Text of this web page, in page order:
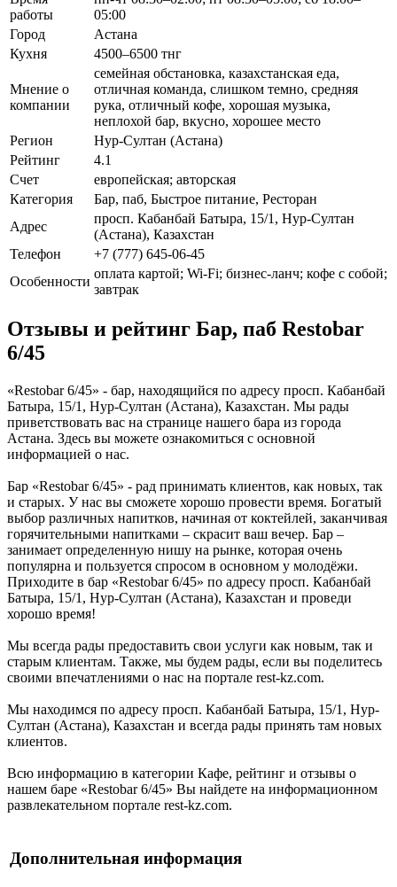
работы
05:00
Город
Астана
Кухня
4500–6500 тнг
Мнение о
компании
семейная обстановка, казахстанская еда,
отличная команда, слишком темно, средняя
рука, отличный кофе, хорошая музыка,
неплохой бар, вкусно, хорошее место
Регион
Нур-Султан (Астана)
Рейтинг
4.1
Счет
европейская; авторская
Категория
Бар, паб, Быстрое питание, Ресторан
Адрес
просп. Кабанбай Батыра, 15/1, Нур-Султан
(Астана), Казахстан
Телефон
+7 (777) 645-06-45
Особенности
оплата картой; Wi-Fi; бизнес-ланч; кофе с собой;
завтрак
Отзывы и рейтинг Бар, паб Restobar
6/45
«Restobar 6/45» - бар, находящийся по адресу просп. Кабанбай
Батыра, 15/1, Нур-Султан (Астана), Казахстан. Мы рады
приветствовать вас на странице нашего бара из города
Астана. Здесь вы можете ознакомиться с основной
информацией о нас.
Бар «Restobar 6/45» - рад принимать клиентов, как новых, так
и старых. У нас вы сможете хорошо провести время. Богатый
выбор различных напитков, начиная от коктейлей, заканчивая
горячительными напитками – скрасит ваш вечер. Бар –
занимает определенную нишу на рынке, которая очень
популярна и пользуется спросом в основном у молодёжи.
Приходите в бар «Restobar 6/45» по адресу просп. Кабанбай
Батыра, 15/1, Нур-Султан (Астана), Казахстан и проведи
хорошо время!
Мы всегда рады предоставить свои услуги как новым, так и
старым клиентам. Также, мы будем рады, если вы поделитесь
своими впечатлениями о нас на портале rest-kz.com.
Мы находимся по адресу просп. Кабанбай Батыра, 15/1, Нур-
Султан (Астана), Казахстан и всегда рады принять там новых
клиентов.
Всю информацию в категории Кафе, рейтинг и отзывы о
нашем баре «Restobar 6/45» Вы найдете на информационном
развлекательном портале rest-kz.com.
Дополнительная информация